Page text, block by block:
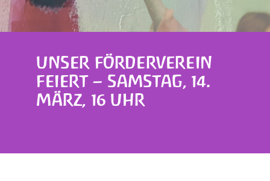
UNSER FÖRDERVEREIN
FEIERT – SAMSTAG, 14.
MÄRZ, 16 UHR